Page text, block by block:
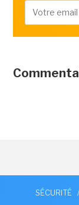
SÉCURITÉ /